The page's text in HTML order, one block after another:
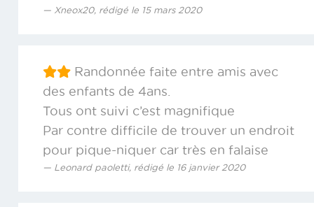
Xneox20, rédigé le 15 mars 2020
Randonnée faite entre amis avec
des enfants de 4ans.
Tous ont suivi c’est magnifique
Par contre difficile de trouver un endroit
pour pique-niquer car très en falaise
Leonard paoletti, rédigé le 16 janvier 2020